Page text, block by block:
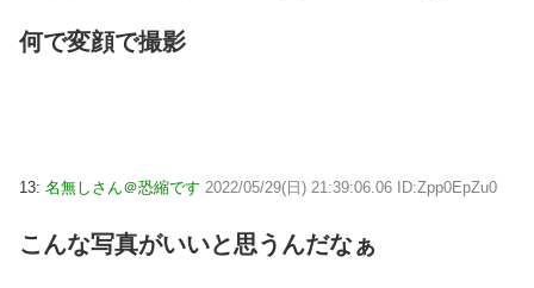
何で変顔で撮影
13: 名無しさん＠恐縮です 2022/05/29(日) 21:39:06.06 ID:Zpp0EpZu0
こんな写真がいいと思うんだなぁ